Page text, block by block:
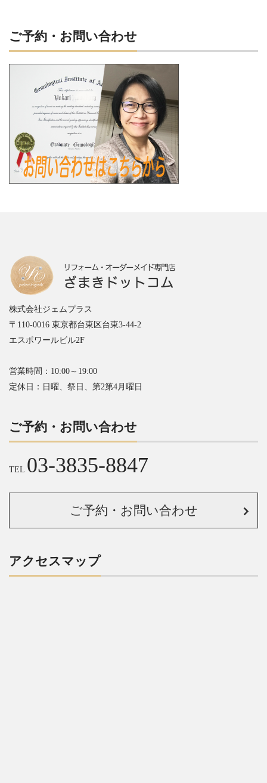
ご予約・お問い合わせ
株式会社ジェムプラス
〒110-0016 東京都台東区台東3-44-2
エスポワールビル2F
営業時間：10:00～19:00
定休日：日曜、祭日、第2第4月曜日
ご予約・お問い合わせ
TEL 03-3835-8847
ご予約・お問い合わせ
アクセスマップ